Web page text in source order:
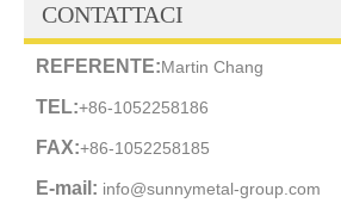
CONTATTACI
REFERENTE:Martin Chang
TEL:+86-1052258186
FAX:+86-1052258185
E-mail: info@sunnymetal-group.com